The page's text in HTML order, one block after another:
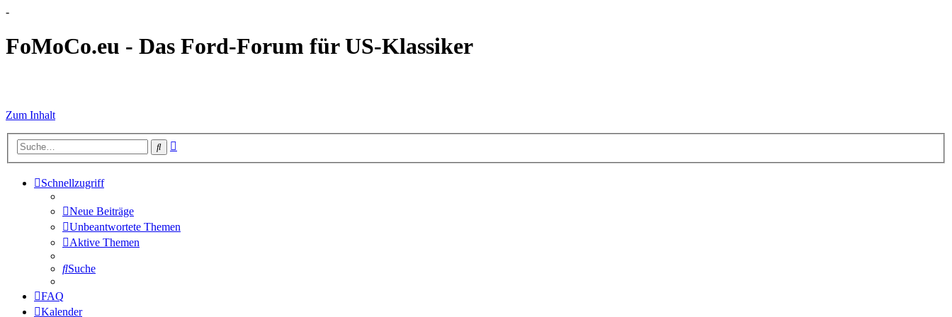
-
FoMoCo.eu - Das Ford-Forum für US-Klassiker
Zum Inhalt
Suche
Schnellzugriff
Neue Beiträge
Unbeantwortete Themen
Aktive Themen
Suche
FAQ
Kalender